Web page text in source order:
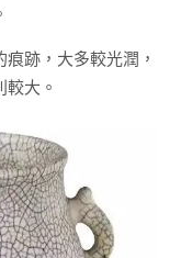
跡，大多較光潤，
大。